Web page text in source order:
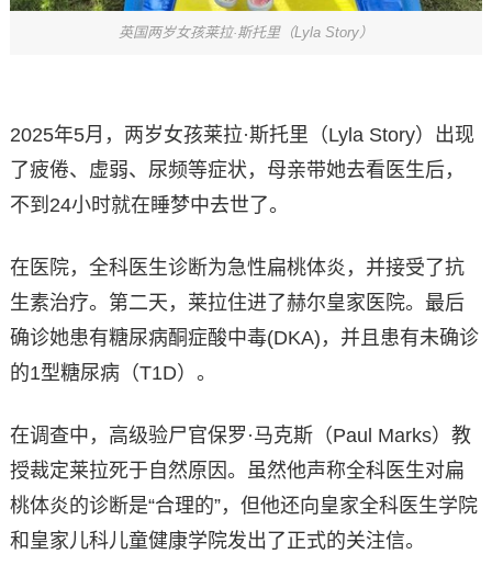
英国两岁女孩莱拉·斯托里（Lyla Story）
2025年5月，两岁女孩莱拉·斯托里（Lyla Story）出现
了疲倦、虚弱、尿频等症状，母亲带她去看医生后，
不到24小时就在睡梦中去世了。
在医院，全科医生诊断为急性扁桃体炎，并接受了抗
生素治疗。第二天，莱拉住进了赫尔皇家医院。最后
确诊她患有糖尿病酮症酸中毒(DKA)，并且患有未确诊
的1型糖尿病（T1D）。
在调查中，高级验尸官保罗·马克斯（Paul Marks）教
授裁定莱拉死于自然原因。虽然他声称全科医生对扁
桃体炎的诊断是“合理的”，但他还向皇家全科医生学院
和皇家儿科儿童健康学院发出了正式的关注信。